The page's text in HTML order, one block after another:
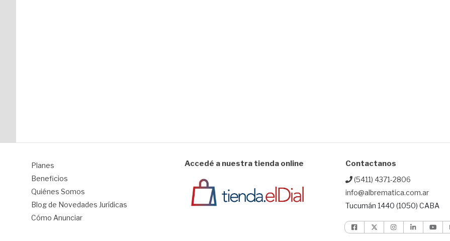
Planes
Beneficios
Quiénes Somos
Blog de Novedades Jurídicas
Cómo Anunciar
Accedé a nuestra tienda online Contactanos
(5411) 4371-2806
info@albrematica.com.ar
Tucumán 1440 (1050) CABA